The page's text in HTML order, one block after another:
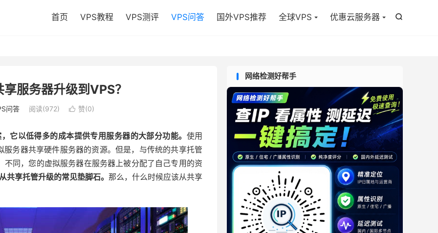

首页 VPS教程 VPS测评 VPS问答 国外VPS推荐 全球VPS 优惠云服务器
服务器升级到VPS？
问答 阅读(972)  赞(0)
它以低得多的成本提供专用服务器的大部分功能。 使用
务器共享硬件服务器的资源。但是，与传统的共享托管
同，您的虚拟服务器在服务器上被分配了自己专用的资
共享托管升级的常见垫脚石。 那么，什么时候应该从共享
网络检测好帮手